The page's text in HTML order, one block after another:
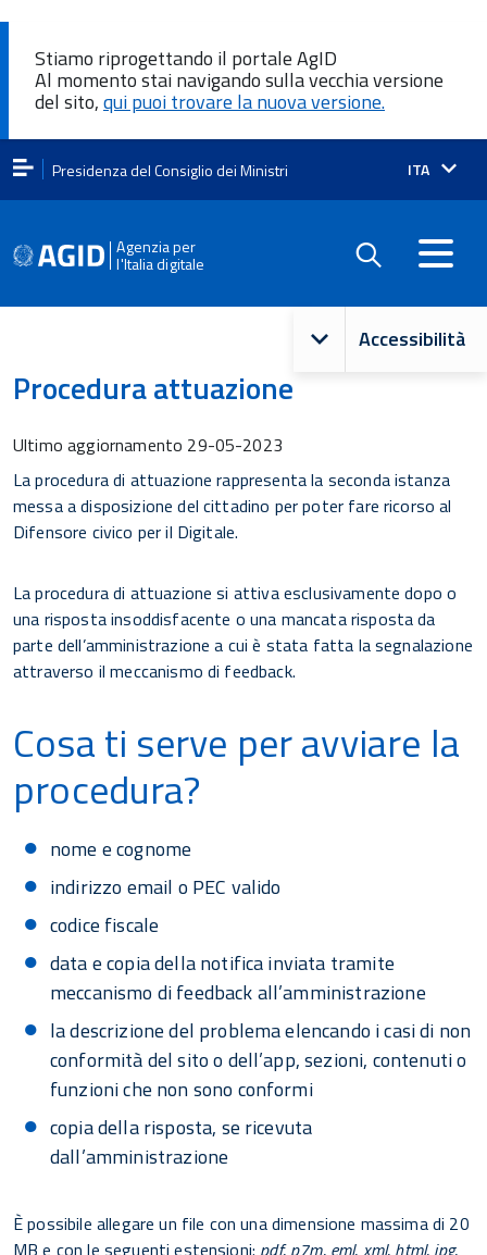
Stiamo riprogettando il portale AgID
Al momento stai navigando sulla vecchia versione
del sito,qui puoi trovare la nuova versione.
Presidenza del Consiglio dei Ministri Lingua
ITA
Agenzia per
l'Italia digitale
Navigazione
principale
Accessibilità
Procedura attuazione
Ultimo aggiornamento 29-05-2023
La procedura di attuazione rappresenta la seconda istanza
messa a disposizione del cittadino per poter fare ricorso al
Difensore civico per il Digitale.
La procedura di attuazione si attiva esclusivamente dopo o
una risposta insoddisfacente o una mancata risposta da
parte dell’amministrazione a cui è stata fatta la segnalazione
attraverso il meccanismo di feedback.
Cosa ti serve per avviare la
procedura?
nome e cognome
indirizzo email o PEC valido
codice fiscale
data e copia della notifica inviata tramite
meccanismo di feedback all’amministrazione
la descrizione del problema elencando i casi di non
conformità del sito o dell’app, sezioni, contenuti o
funzioni che non sono conformi
copia della risposta, se ricevuta
dall’amministrazione
È possibile allegare un file con una dimensione massima di 20
MB e con le seguenti estensioni: pdf, p7m, eml, xml, html, jpg,